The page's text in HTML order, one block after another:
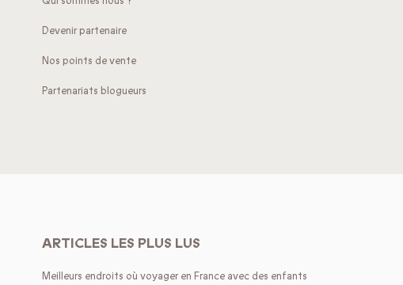
Devenir partenaire
Nos points de vente
Partenariats blogueurs
ARTICLES LES PLUS LUS
Meilleurs endroits où voyager en France avec des enfants